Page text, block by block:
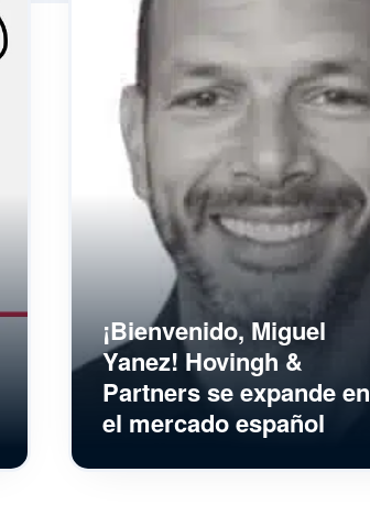
¡Bienvenido, Miguel
Yanez! Hovingh &
Partners se expande en
el mercado español